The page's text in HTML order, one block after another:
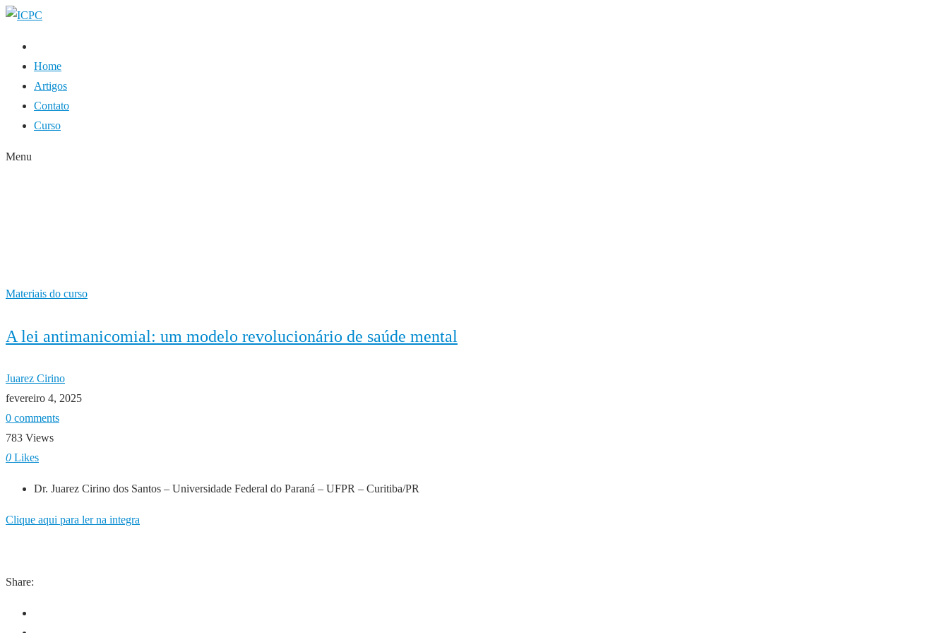
Home
Artigos
Contato
Curso
Menu
Materiais do curso
A lei antimanicomial: um modelo revolucionário de saúde mental
Juarez Cirino
fevereiro 4, 2025
0 comments
783 Views
0 Likes
Dr. Juarez Cirino dos Santos – Universidade Federal do Paraná – UFPR – Curitiba/PR
Clique aqui para ler na integra
Share: